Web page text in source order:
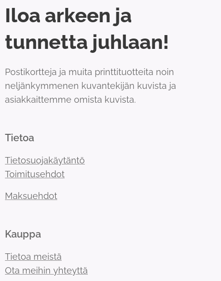
Iloa arkeen ja
tunnetta juhlaan!
Postikortteja ja muita printtituotteita noin
neljänkymmenen kuvantekijän kuvista ja
asiakkaittemme omista kuvista.
Tietoa
Tietosuojakäytäntö
Toimitusehdot
Maksuehdot
Kauppa
Tietoa meistä
Ota meihin yhteyttä